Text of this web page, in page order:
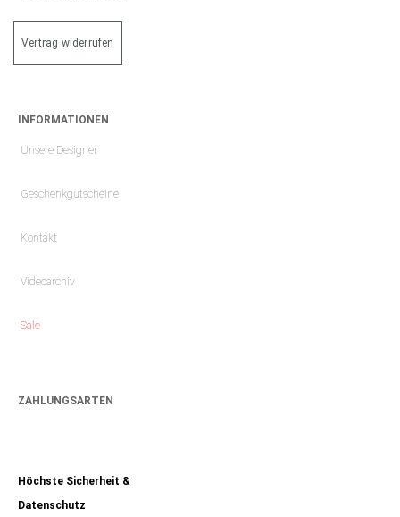
Vertrag widerrufen
INFORMATIONEN
Unsere Designer
Geschenkgutscheine
Kontakt
Videoarchiv
Sale
ZAHLUNGSARTEN
Höchste Sicherheit &
Datenschutz